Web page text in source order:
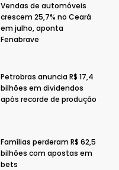
Vendas de automóveis
crescem 25,7% no Ceará
em julho, aponta
Fenabrave
Petrobras anuncia R$ 17,4
bilhões em dividendos
após recorde de produção
Famílias perderam R$ 62,5
bilhões com apostas em
bets